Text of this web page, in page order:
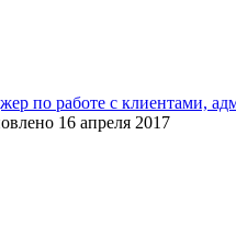
по работе с клиентами,
16 апреля 2017